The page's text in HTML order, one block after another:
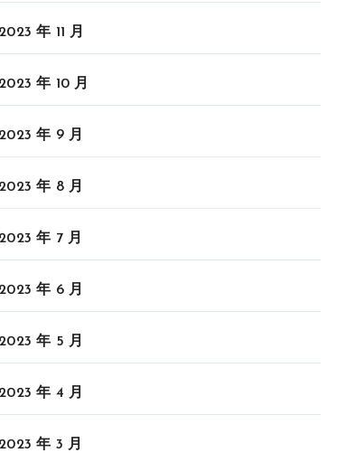
2023 年 11 月
2023 年 10 月
2023 年 9 月
2023 年 8 月
2023 年 7 月
2023 年 6 月
2023 年 5 月
2023 年 4 月
2023 年 3 月